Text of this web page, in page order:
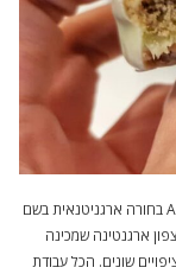
בשיטוטיי באינסטגרם נתקלתי בעמוד המתוקים של Amapola בחורה ארגניטנאית בשם
ארגנטינה שמכינה
שונים. הכל עבודת